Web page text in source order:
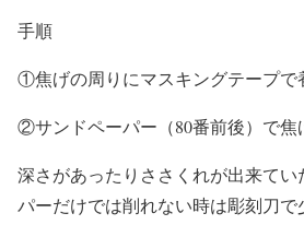
手順
①焦げの周りにマスキングテープで
②サンドペーパー（80番前後）で焦
深さがあったりささくれが出来て
パーだけでは削れない時は彫刻刀